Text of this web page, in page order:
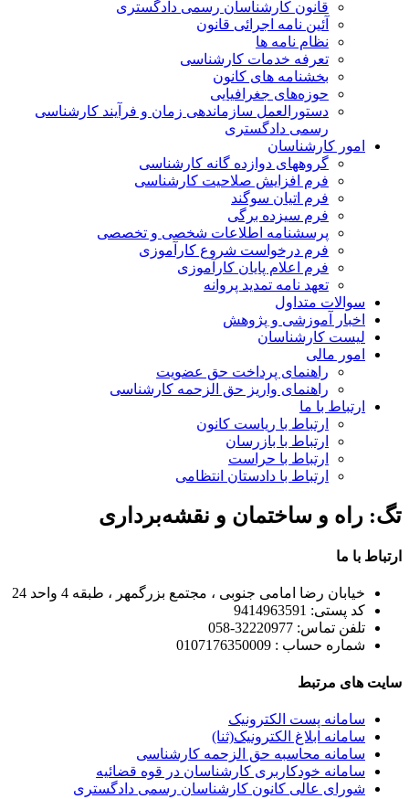
قانون کارشناسان رسمی دادگستری
آئین نامه اجرائی قانون
نظام نامه ها
تعرفه خدمات کارشناسی
بخشنامه های کانون
حوزه‌های جغرافیایی
دستورالعمل سازماندهی زمان و فرآیند کارشناسی
رسمی دادگستری
امور کارشناسان
گروههای دوازده گانه کارشناسی
فرم افزایش صلاحیت کارشناسی
فرم اتیان سوگند
فرم سیزده برگی
پرسشنامه اطلاعات شخصی و تخصصی
فرم درخواست شروع کارآموزی
فرم اعلام پایان کارآموزی
تعهد نامه تمدید پروانه
سوالات متداول
اخبار آموزشی و پژوهش
لیست کارشناسان
امور مالی
راهنمای پرداخت حق عضویت
راهنمای واریز حق الزحمه کارشناسی
ارتباط با ما
ارتباط با ریاست کانون
ارتباط با بازرسان
ارتباط با حراست
ارتباط با دادستان انتظامی
تگ: راه و ساختمان و نقشه‌برداری
ارتباط با ما
خیابان رضا امامی جنوبی ، مجتمع بزرگمهر ، طبقه 4 واحد 24
کد پستی: 9414963591
تلفن تماس: 32220977-058
شماره حساب : 0107176350009
سایت های مرتبط
سامانه پست الکترونیک
سامانه ابلاغ الکترونیک(ثنا)
سامانه محاسبه حق الزحمه کارشناسی
سامانه خودکاربری کارشناسان در قوه قضائیه
شورای عالی کانون کارشناسان رسمی دادگستری